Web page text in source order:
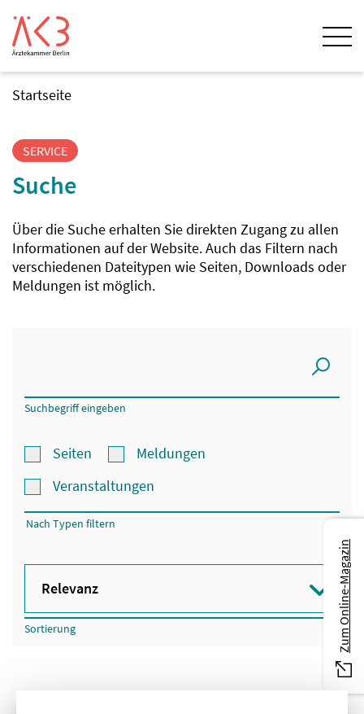
Startseite
SERVICE
Suche
Über die Suche erhalten Sie direkten Zugang zu allen
Informationen auf der Website. Auch das Filtern nach
verschiedenen Dateitypen wie Seiten, Downloads oder
Meldungen ist möglich.
Suchen
Suchbegriff eingeben
Nach Typen filtern
Seiten
Meldungen
Veranstaltungen
Sortierung Zum Online-Magazin